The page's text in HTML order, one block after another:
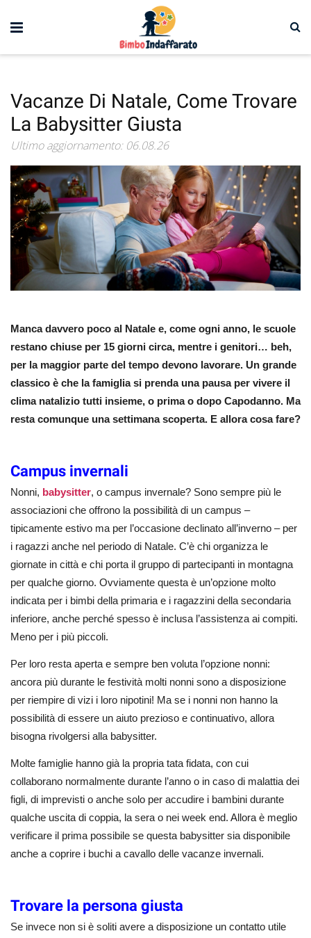
Vacanze Di Natale, Come Trovare
La Babysitter Giusta
Ultimo aggiornamento: 06.08.26
Manca davvero poco al Natale e, come ogni anno, le scuole
restano chiuse per 15 giorni circa, mentre i genitori… beh,
per la maggior parte del tempo devono lavorare. Un grande
classico è che la famiglia si prenda una pausa per vivere il
clima natalizio tutti insieme, o prima o dopo Capodanno. Ma
resta comunque una settimana scoperta. E allora cosa fare?
Campus invernali
Nonni, babysitter, o campus invernale? Sono sempre più le
associazioni che offrono la possibilità di un campus –
tipicamente estivo ma per l’occasione declinato all’inverno – per
i ragazzi anche nel periodo di Natale. C’è chi organizza le
giornate in città e chi porta il gruppo di partecipanti in montagna
per qualche giorno. Ovviamente questa è un’opzione molto
indicata per i bimbi della primaria e i ragazzini della secondaria
inferiore, anche perché spesso è inclusa l’assistenza ai compiti.
Meno per i più piccoli.
Per loro resta aperta e sempre ben voluta l’opzione nonni:
ancora più durante le festività molti nonni sono a disposizione
per riempire di vizi i loro nipotini! Ma se i nonni non hanno la
possibilità di essere un aiuto prezioso e continuativo, allora
bisogna rivolgersi alla babysitter.
Molte famiglie hanno già la propria tata fidata, con cui
collaborano normalmente durante l’anno o in caso di malattia dei
figli, di imprevisti o anche solo per accudire i bambini durante
qualche uscita di coppia, la sera o nei week end. Allora è meglio
verificare il prima possibile se questa babysitter sia disponibile
anche a coprire i buchi a cavallo delle vacanze invernali.
Trovare la persona giusta
Se invece non si è soliti avere a disposizione un contatto utile